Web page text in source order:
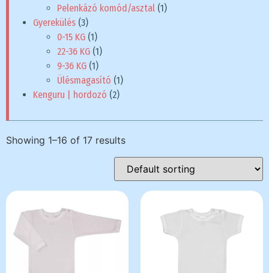
Pelenkázó komód/asztal (1)
Gyerekülés (3)
0-15 KG (1)
22-36 KG (1)
9-36 KG (1)
Ülésmagasító (1)
Kenguru | hordozó (2)
Showing 1–16 of 17 results